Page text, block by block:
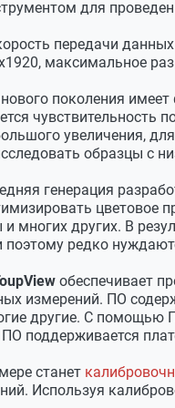
для
передачи
максимальное
нового поколения
увеличения,
образцы с
генерация
цветовое
многих других. В
редко
обеспечивает
измерений. ПО
другие. С помощью
ПО поддерживается
станет
Используя
5120?3840
2560?1920
380-650 нм
Прогрессивная
ERS
8/12 бит
Есть
прогрессивная
8.4 кэ/лк·с